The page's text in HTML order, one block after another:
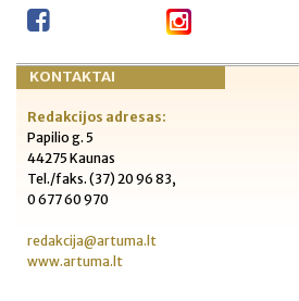
KONTAKTAI
Redakcijos adresas:
Papilio g. 5
44275 Kaunas
Tel./faks. (37) 20 96 83,
0 677 60 970
redakcija@artuma.lt
www.artuma.lt